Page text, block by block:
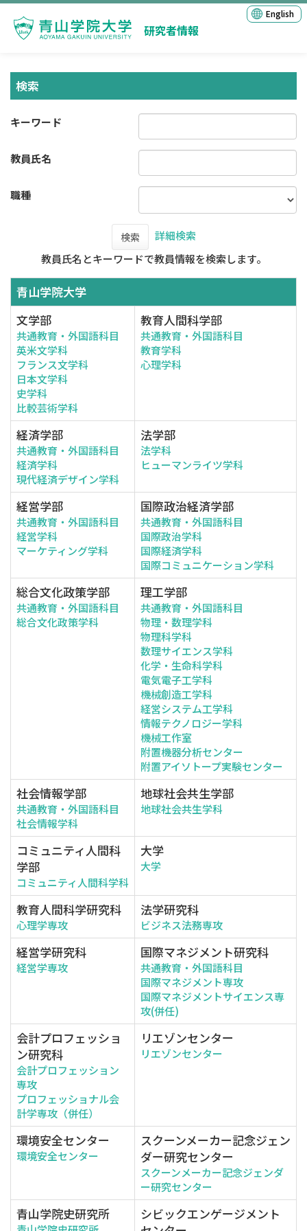
研究者情報
English
検索
キーワード
教員氏名
職種
検索
詳細検索
教員氏名とキーワードで教員情報を検索します。
青山学院大学
文学部
共通教育・外国語科目
英米文学科
フランス文学科
日本文学科
史学科
比較芸術学科
教育人間科学部
共通教育・外国語科目
教育学科
心理学科
経済学部
共通教育・外国語科目
経済学科
現代経済デザイン学科
法学部
法学科
ヒューマンライツ学科
経営学部
共通教育・外国語科目
経営学科
マーケティング学科
国際政治経済学部
共通教育・外国語科目
国際政治学科
国際経済学科
国際コミュニケーション学科
総合文化政策学部
共通教育・外国語科目
総合文化政策学科
理工学部
共通教育・外国語科目
物理・数理学科
物理科学科
数理サイエンス学科
化学・生命科学科
電気電子工学科
機械創造工学科
経営システム工学科
情報テクノロジー学科
機械工作室
附置機器分析センター
附置アイソトープ実験センター
社会情報学部
共通教育・外国語科目
社会情報学科
地球社会共生学部
地球社会共生学科
コミュニティ人間科
学部
コミュニティ人間科学科
大学
大学
教育人間科学研究科
心理学専攻
法学研究科
ビジネス法務専攻
経営学研究科
経営学専攻
国際マネジメント研究科
共通教育・外国語科目
国際マネジメント専攻
国際マネジメントサイエンス専
攻(併任)
会計プロフェッショ
ン研究科
会計プロフェッション
専攻
プロフェッショナル会
計学専攻（併任）
リエゾンセンター
リエゾンセンター
環境安全センター
環境安全センター
スクーンメーカー記念ジェン
ダー研究センター
スクーンメーカー記念ジェンダ
ー研究センター
青山学院史研究所
シビックエンゲージメント